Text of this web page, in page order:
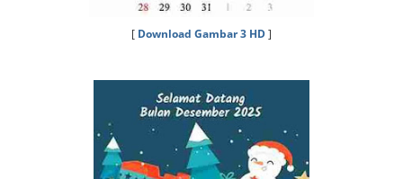
[ Download Gambar 3 HD]